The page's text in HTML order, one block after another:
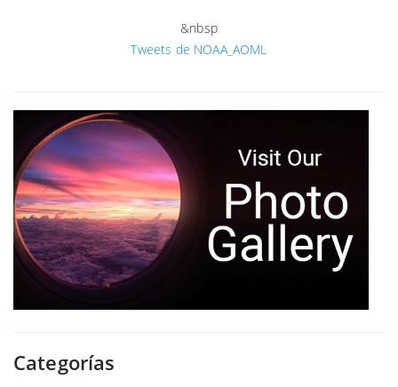
&nbsp
Tweets de NOAA_AOML
Categorías